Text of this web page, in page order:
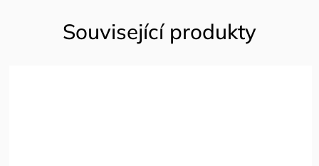
Související produkty